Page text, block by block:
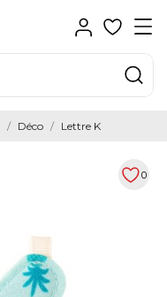
Déco Lettre K
0